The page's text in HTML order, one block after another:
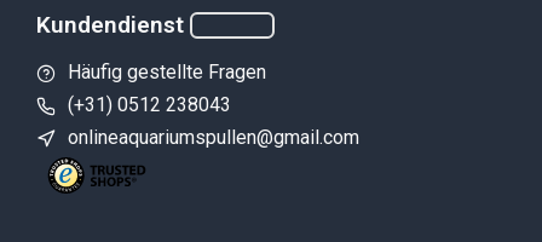
Kundendienst
Häufig gestellte Fragen
(+31) 0512 238043
onlineaquariumspullen@gmail.com